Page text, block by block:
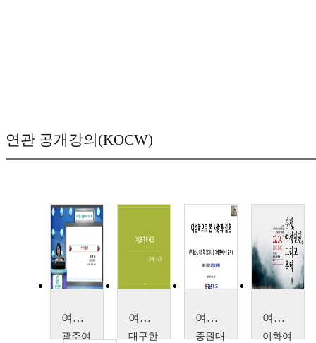
연관 공개강의(KOCW)
여성의 품격(21)
광주여
여성과현대사회
대구한
여성학으로 본 사랑과 결혼
중원대
여성과평화 학술대회 : 분쟁, 여성인권, 그리고 폭력
이화여